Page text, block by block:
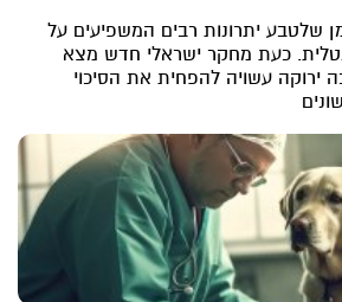
שלטבע יתרונות רבים המשפיעים על
כעת מחקר ישראלי חדש מצא
ירוקה עשויה להפחית את הסיכוי